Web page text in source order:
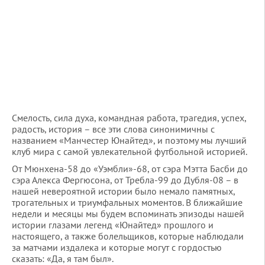
Смелость, сила духа, командная работа, трагедия, успех,
радость, история – все эти слова синонимичны с
названием «Манчестер Юнайтед», и поэтому мы лучший
клуб мира с самой увлекательной футбольной историей.
От Мюнхена-58 до «Уэмбли»-68, от сэра Мэтта Басби до
сэра Алекса Фергюсона, от Требла-99 до Дубля-08 – в
нашей невероятной истории было немало памятных,
трогательных и триумфальных моментов. В ближайшие
недели и месяцы мы будем вспоминать эпизоды нашей
истории глазами легенд «Юнайтед» прошлого и
настоящего, а также болельщиков, которые наблюдали
за матчами издалека и которые могут с гордостью
сказать: «Да, я там был».